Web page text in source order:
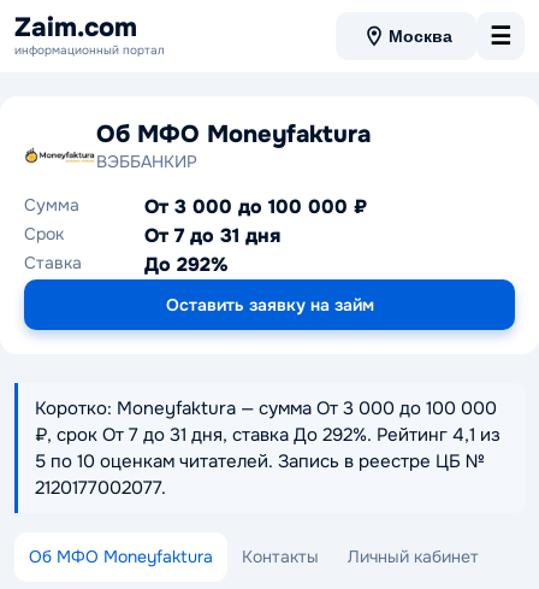
Zaim.com
информационный портал
Москва ☰
Об МФО Moneyfaktura
ВЭББАНКИР
Сумма
От 3 000 до 100 000 ₽
Срок От 7 до 31 дня
Ставка До 292%
Оставить заявку на займ
Коротко: Moneyfaktura — сумма От 3 000 до 100 000
₽, срок От 7 до 31 дня, ставка До 292%. Рейтинг 4,1 из
5 по 10 оценкам читателей. Запись в реестре ЦБ №
2120177002077.
Об МФО Moneyfaktura Контакты Личный кабинет